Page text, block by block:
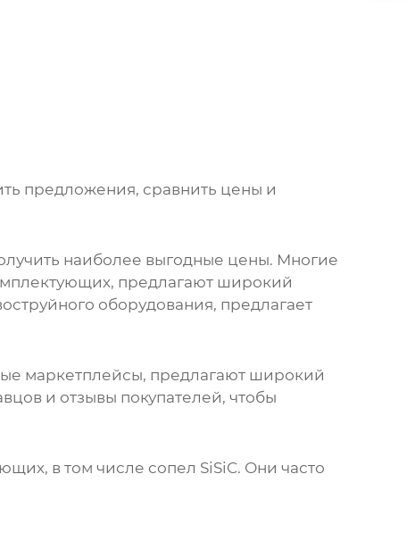
предложения, сравнить цены и
наиболее выгодные цены. Многие
предлагают широкий
оборудования, предлагает
маркетплейсы, предлагают широкий
и отзывы покупателей, чтобы
в том числе сопел SiSiC. Они часто